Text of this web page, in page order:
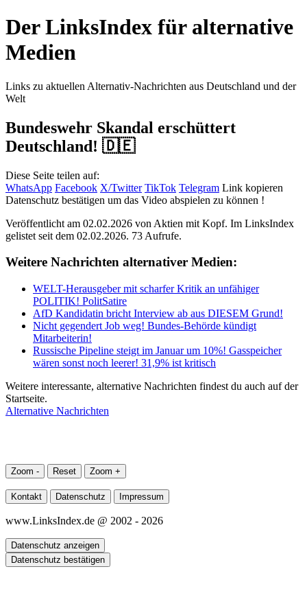
Der LinksIndex für alternative
Medien
Links zu aktuellen Alternativ-Nachrichten aus Deutschland und der
Welt
Bundeswehr Skandal erschüttert
Deutschland! 🇩🇪
Diese Seite teilen auf:
WhatsApp Facebook X/Twitter TikTok Telegram Link kopieren
Datenschutz bestätigen um das Video abspielen zu können !
Veröffentlicht am 02.02.2026 von Aktien mit Kopf. Im LinksIndex
gelistet seit dem 02.02.2026. 73 Aufrufe.
Weitere Nachrichten alternativer Medien:
WELT-Herausgeber mit scharfer Kritik an unfähiger
POLITIK! PolitSatire
AfD Kandidatin bricht Interview ab aus DIESEM Grund!
Nicht gegendert Job weg! Bundes-Behörde kündigt
Mitarbeiterin!
Russische Pipeline steigt im Januar um 10%! Gasspeicher
wären sonst noch leerer! 31,9% ist kritisch
Weitere interessante, alternative Nachrichten findest du auch auf der
Startseite.
Alternative Nachrichten
Zoom - Reset Zoom +
Kontakt Datenschutz Impressum
www.LinksIndex.de @ 2002 - 2026
Datenschutz anzeigen
Datenschutz bestätigen